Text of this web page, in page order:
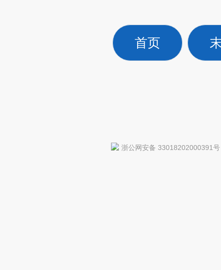
首页
浙公网安备 33018202000391号